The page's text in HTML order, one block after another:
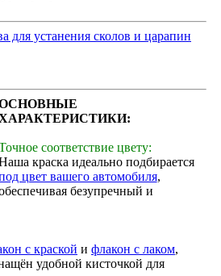
для устанения сколов и царапин
соответствие цвету:
краска идеально подбирается
цвет вашего автомобиля,
безупречный и
с краской и флакон с лаком,
удобной кисточкой для